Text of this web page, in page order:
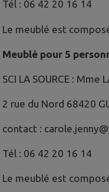
Tél : 06 42 20 16 14
Le meublé est
Meublé pour 5
SCI LA SOURCE : Mme
2 rue du Nord 68420
contact :
Tél : 06 42 20 16 14
Le meublé est